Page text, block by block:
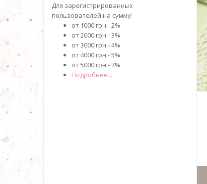
Для зарегистрированных
пользователей на сумму:
от 1000 грн - 2%
от 2000 грн - 3%
от 3000 грн - 4%
от 4000 грн - 5%
от 5000 грн - 7%
Подробнее...